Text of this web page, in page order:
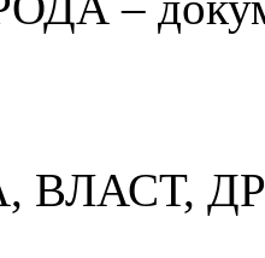
ВЛАСТ,